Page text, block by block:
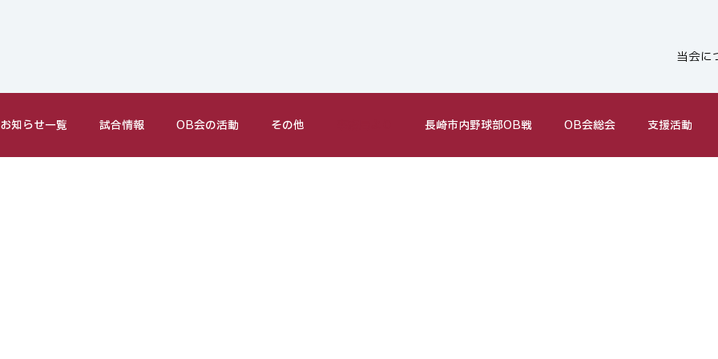
当会に
お知らせ一覧 試合情報 OB会の活動 その他 長崎市内野球部OB戦 OB会総会 支援活動